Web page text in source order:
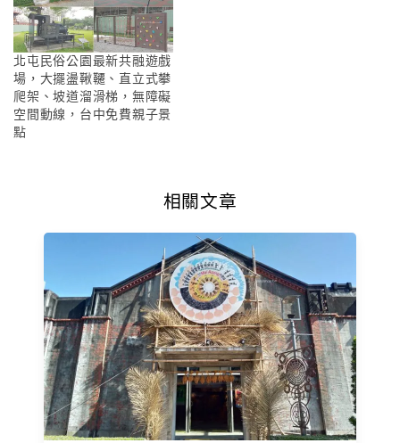
北屯民俗公園最新共融遊戲
場，大擺盪鞦韆、直立式攀
爬架、坡道溜滑梯，無障礙
空間動線，台中免費親子景
點
相關文章